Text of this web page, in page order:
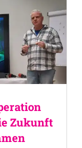
Zukunft